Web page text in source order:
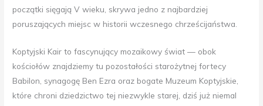
początki sięgają V wieku, skrywa jedno z najbardziej
poruszających miejsc w historii wczesnego chrześcijaństwa.
Koptyjski Kair to fascynujący mozaikowy świat — obok
kościołów znajdziemy tu pozostałości starożytnej fortecy
Babilon, synagogę Ben Ezra oraz bogate Muzeum Koptyjskie,
które chroni dziedzictwo tej niezwykle starej, dziś już niemal